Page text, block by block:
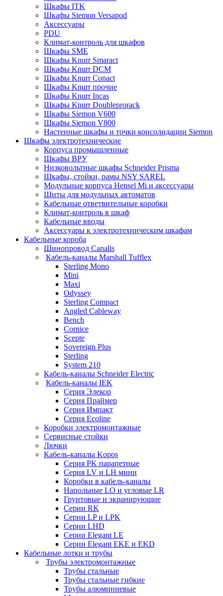
Шкафы ITK
Шкафы Siemon Versapod
Аксессуары
PDU
Климат-контроль для шкафов
Шкафы SME
Шкафы Knurr Smaract
Шкафы Knurr DCM
Шкафы Knurr Conact
Шкафы Knurr прочие
Шкафы Knurr Incas
Шкафы Knurr Doubleprorack
Шкафы Siemon V600
Шкафы Siemon V800
Настенные шкафы и точки консолидации Siemon
Шкафы электротехнические
Корпуса промышленные
Шкафы ВРУ
Низковольтные шкафы Schneider Prisma
Шкафы, стойки, рамы NSY SAREL
Модульные корпуса Hensel Mi и аксессуары
Щиты для модульных автоматов
Кабельные ответвительные коробки
Климат-контроль в шкаф
Кабельные вводы
Аксессуары к электротехническим шкафам
Кабельные короба
Шинопровод Canalis
Кабель-каналы Marshall Tufflex
Sterling Mono
Mini
Maxi
Odyssey
Sterling Compact
Angled Cableway
Bench
Cornice
Scepte
Sovereign Plus
Sterling
System 210
Кабель-каналы Schneider Electric
Кабель-каналы IEK
Серия Элекор
Серия Праймер
Серия Импакт
Серия Ecoline
Коробки электромонтажные
Сервисные стойки
Лючки
Кабель-каналы Kopos
Серия PK парапетные
Серия LV и LH мини
Коробки в кабель-каналы
Напольные LO и угловые LR
Грунтовые и экранирующие
Серии RK
Серии LP и LPK
Серии LHD
Серии Elegant LE
Серии Elegant EKE и EKD
Кабельные лотки и трубы
Трубы электромонтажные
Трубы стальные
Трубы стальные гибкие
Трубы алюминиевые